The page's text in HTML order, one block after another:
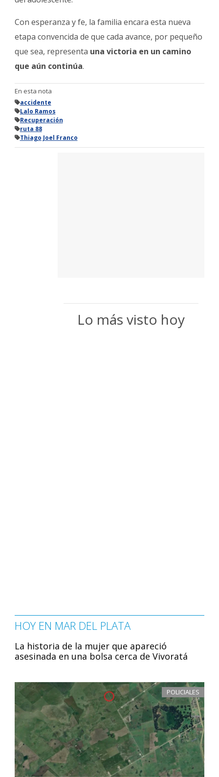
Con esperanza y fe, la familia encara esta nueva
etapa convencida de que cada avance, por pequeño
que sea, representa una victoria en un camino
que aún continúa.
En esta nota
accidente
Lalo Ramos
Recuperación
ruta 88
Thiago Joel Franco
Lo más visto hoy
HOY EN MAR DEL PLATA
La historia de la mujer que apareció
asesinada en una bolsa cerca de Vivoratá
POLICIALES